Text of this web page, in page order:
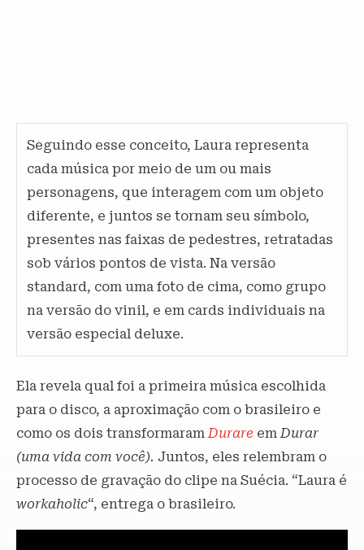
Seguindo esse conceito, Laura representa
cada música por meio de um ou mais
personagens, que interagem com um objeto
diferente, e juntos se tornam seu símbolo,
presentes nas faixas de pedestres, retratadas
sob vários pontos de vista. Na versão
standard, com uma foto de cima, como grupo
na versão do vinil, e em cards individuais na
versão especial deluxe.
Ela revela qual foi a primeira música escolhida
para o disco, a aproximação com o brasileiro e
como os dois transformaramDurare emDurar
(uma vida com você). Juntos, eles relembram o
processo de gravação do clipe na Suécia. “Laura é
workaholic“, entrega o brasileiro.